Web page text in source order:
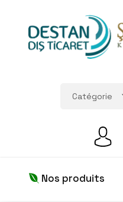
Nos produits